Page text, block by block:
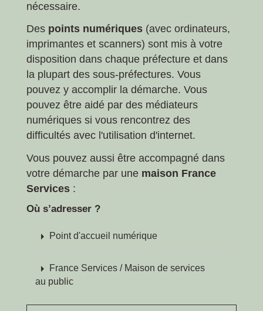
nécessaire.
Des points numériques (avec ordinateurs,
imprimantes et scanners) sont mis à votre
disposition dans chaque préfecture et dans
la plupart des sous-préfectures. Vous
pouvez y accomplir la démarche. Vous
pouvez être aidé par des médiateurs
numériques si vous rencontrez des
difficultés avec l'utilisation d'internet.
Vous pouvez aussi être accompagné dans
votre démarche par une maison France
Services :
Où s’adresser ?
arrow_right Point d'accueil numérique
arrow_right
France Services / Maison de services
au public